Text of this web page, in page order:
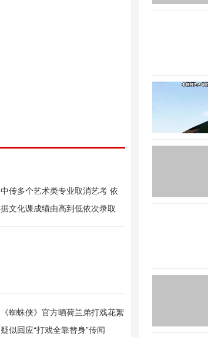
中传多个艺术类专业取消艺考 依
据文化课成绩由高到低依次录取
《蜘蛛侠》官方晒荷兰弟打戏花絮
疑似回应“打戏全靠替身”传闻